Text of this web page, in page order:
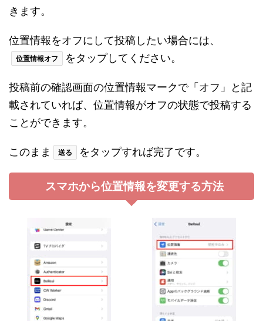
きます。
位置情報をオフにして投稿したい場合には、
位置情報オフ をタップしてください。
投稿前の確認画面の位置情報マークで「オフ」と記
載されていれば、位置情報がオフの状態で投稿する
ことができます。
このまま 送る をタップすれば完了です。
スマホから位置情報を変更する方法